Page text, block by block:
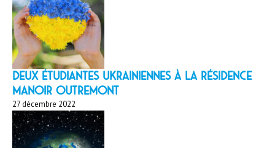
Deux étudiantes ukrainiennes à la résidence
Manoir Outremont
27 décembre 2022